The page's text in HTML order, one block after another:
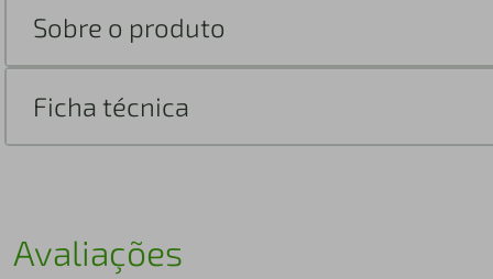
Sobre o produto
Ficha técnica
Avaliações